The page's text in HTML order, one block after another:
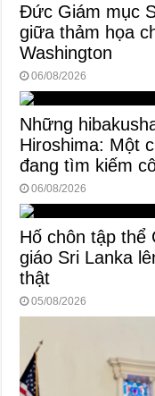
Đức Giám mục
giữa thảm họa
Washington
06/08/2026
Những
Hiroshima: Một
đang tìm kiếm
06/08/2026
Hố chôn tập thể
giáo Sri Lanka
thật
05/08/2026